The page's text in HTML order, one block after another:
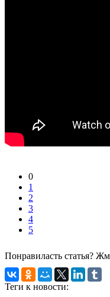
0
1
2
3
4
5
Понравиласть статья?
Теги к новости: